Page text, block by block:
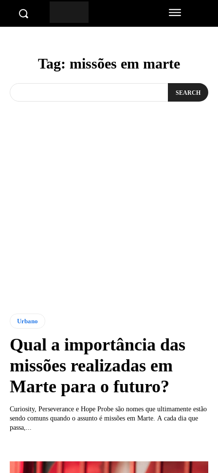
Tag: missões em marte
SEARCH
Urbano
Qual a importância das
missões realizadas em
Marte para o futuro?
Curiosity, Perseverance e Hope Probe são nomes que ultimamente estão
sendo comuns quando o assunto é missões em Marte. A cada dia que
passa,...